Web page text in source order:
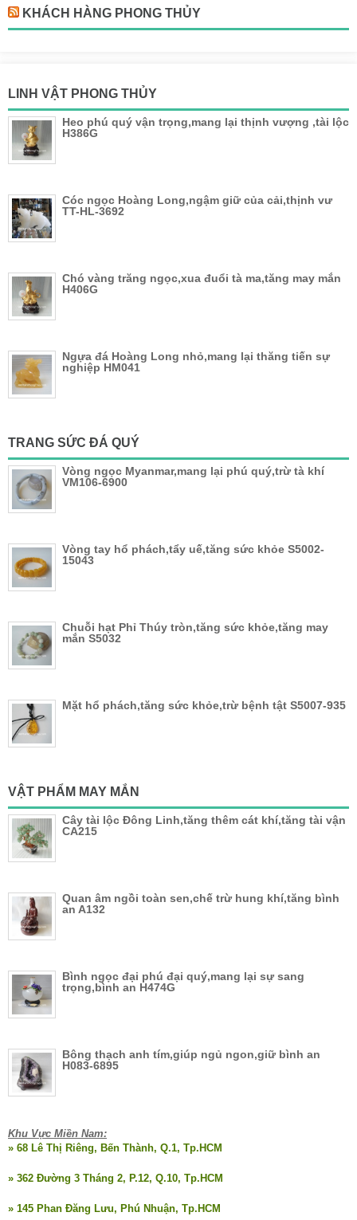
KHÁCH HÀNG PHONG THỦY
LINH VẬT PHONG THỦY
Heo phú quý vận trọng,mang lại thịnh vượng ,tài lộc
H386G
Cóc ngọc Hoàng Long,ngậm giữ của cải,thịnh vư
TT-HL-3692
Chó vàng trăng ngọc,xua đuổi tà ma,tăng may mắn
H406G
Ngựa đá Hoàng Long nhỏ,mang lại thăng tiến sự
nghiệp HM041
TRANG SỨC ĐÁ QUÝ
Vòng ngọc Myanmar,mang lại phú quý,trừ tà khí
VM106-6900
Vòng tay hổ phách,tẩy uế,tăng sức khỏe S5002-
15043
Chuỗi hạt Phỉ Thúy tròn,tăng sức khỏe,tăng may
mắn S5032
Mặt hổ phách,tăng sức khỏe,trừ bệnh tật S5007-935
VẬT PHẨM MAY MẮN
Cây tài lộc Đông Linh,tăng thêm cát khí,tăng tài vận
CA215
Quan âm ngồi toàn sen,chế trừ hung khí,tăng bình
an A132
Bình ngọc đại phú đại quý,mang lại sự sang
trọng,bình an H474G
Bông thạch anh tím,giúp ngủ ngon,giữ bình an
H083-6895
Khu Vực Miền Nam:
» 68 Lê Thị Riêng, Bến Thành, Q.1, Tp.HCM
» 362 Đường 3 Tháng 2, P.12, Q.10, Tp.HCM
» 145 Phan Đăng Lưu, Phú Nhuận, Tp.HCM